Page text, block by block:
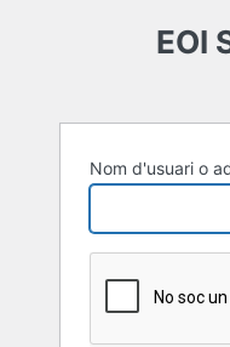
EOI
Nom d'usuari o